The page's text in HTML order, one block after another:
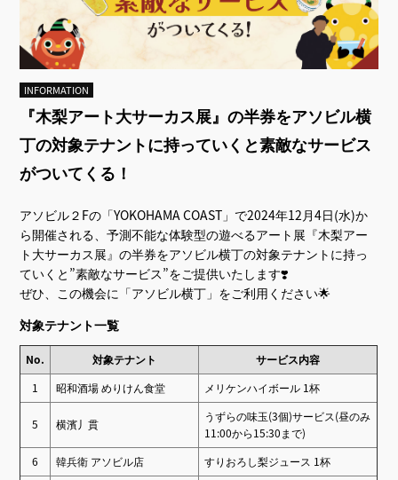
INFORMATION
『木梨アート大サーカス展』の半券をアソビル横
丁の対象テナントに持っていくと素敵なサービス
がついてくる！
アソビル２Fの「YOKOHAMA COAST」で2024年12月4日(水)か
ら開催される、予測不能な体験型の遊べるアート展『木梨アー
ト大サーカス展』の半券をアソビル横丁の対象テナントに持っ
ていくと”素敵なサービス”をご提供いたします❣️
ぜひ、この機会に「アソビル横丁」をご利用ください🌟
対象テナント一覧
No. 対象テナント
サービス内容
1
昭和酒場 めりけん食堂 メリケンハイボール 1杯
5 横濱丿貫
うずらの味⽟(3個)サービス(昼のみ
11:00から15:30まで)
6
韓兵衛 アソビル店 すりおろし梨ジュース 1杯